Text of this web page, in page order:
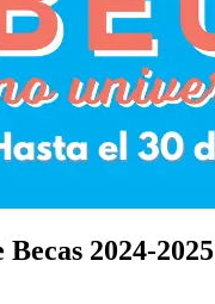
2024-2025